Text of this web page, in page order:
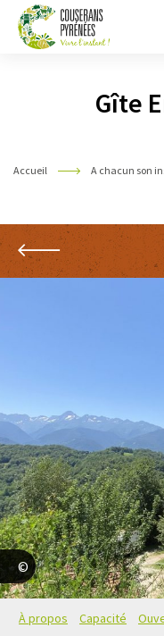
Gîte
Accueil A chacun son
Retour
Dos Santos Remi
À propos Capacité